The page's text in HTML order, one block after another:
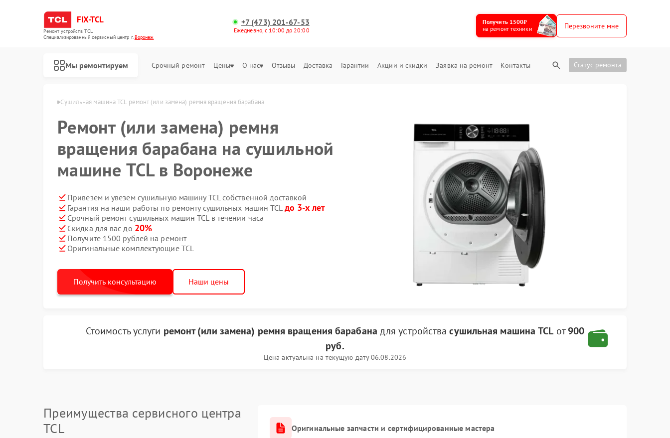
FIX-TCL
Ремонт устройств TCL
Специализированный cервисный центр г.Воронеж
+7 (473) 201-67-53
Ежедневно, с 10:00 до 20:00
Получить 1500₽
на ремонт техники
Перезвоните мне
Мы ремонтируем Срочный ремонт Цены О нас Отзывы Доставка Гарантии Акции и скидки Заявка на ремонт Контакты Статус ремонта
TCL в Воронеже Сушильная машина TCL ремонт (или замена) ремня вращения барабана
Ремонт (или замена) ремня
вращения барабана на сушильной
машине TCL в Воронеже
Привезем и увезем сушильную машину TCL собственной доставкой
Гарантия на наши работы по ремонту сушильных машин TCL до 3-х лет
Срочный ремонт сушильных машин TCL в течении часа
Скидка для вас до 20%
Получите 1500 рублей на ремонт
Оригинальные комплектующие TCL
Получить консультацию Наши цены
Стоимость услуги ремонт (или замена) ремня вращения барабана для устройствасушильная машина TCL от900
руб.
Цена актуальна на текущую дату 06.08.2026
Преимущества сервисного центра
TCL
Оригинальные запчасти и сертифицированные мастера